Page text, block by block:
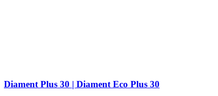
Diament Plus 30 | Diament Eco Plus 30